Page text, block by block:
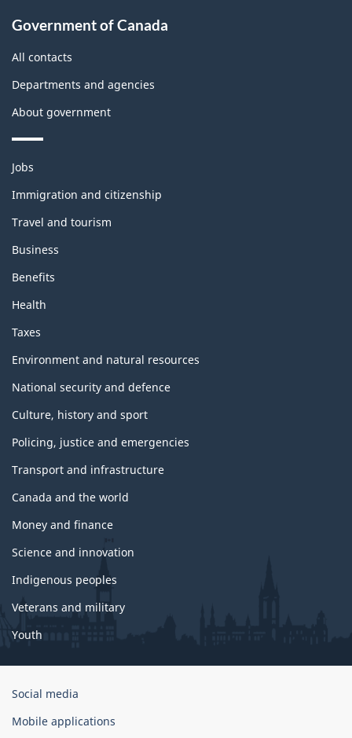
this
site
Government of Canada
All contacts
Departments and agencies
About government
Themes
topics
Jobs
Immigration and citizenship
Travel and tourism
Business
Benefits
Health
Taxes
Environment and natural resources
National security and defence
Culture, history and sport
Policing, justice and emergencies
Transport and infrastructure
Canada and the world
Money and finance
Science and innovation
Indigenous peoples
Veterans and military
Youth
Government
Canada
Social media
Mobile applications